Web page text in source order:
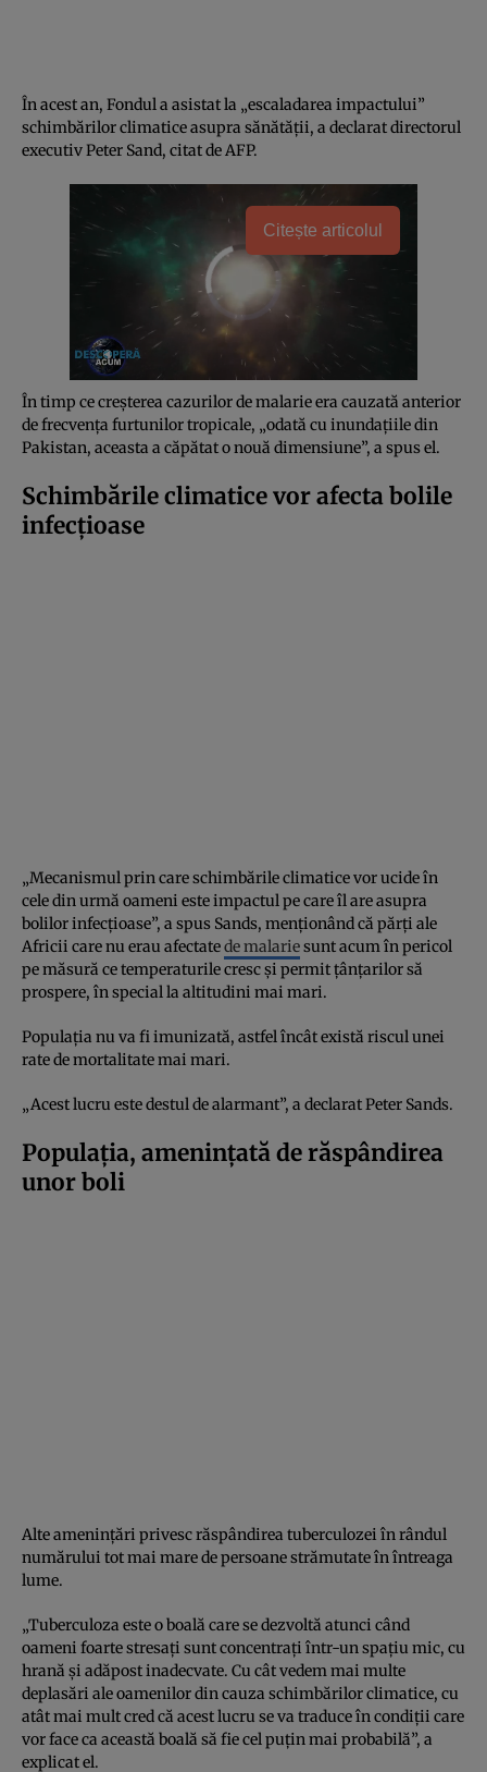
În acest an, Fondul a asistat la „escaladarea impactului”
schimbărilor climatice asupra sănătății, a declarat directorul
executiv Peter Sand, citat de AFP.
Citește articolul
În timp ce creșterea cazurilor de malarie era cauzată anterior
de frecvența furtunilor tropicale, „odată cu inundațiile din
Pakistan, aceasta a căpătat o nouă dimensiune”, a spus el.
Schimbările climatice vor afecta bolile
infecțioase
„Mecanismul prin care schimbările climatice vor ucide în
cele din urmă oameni este impactul pe care îl are asupra
bolilor infecțioase”, a spus Sands, menționând că părți ale
Africii care nu erau afectatede malariesunt acum în pericol
pe măsură ce temperaturile cresc și permit țânțarilor să
prospere, în special la altitudini mai mari.
Populația nu va fi imunizată, astfel încât există riscul unei
rate de mortalitate mai mari.
„Acest lucru este destul de alarmant”, a declarat Peter Sands.
Populația, amenințată de răspândirea
unor boli
Alte amenințări privesc răspândirea tuberculozei în rândul
numărului tot mai mare de persoane strămutate în întreaga
lume.
„Tuberculoza este o boală care se dezvoltă atunci când
oameni foarte stresați sunt concentrați într-un spațiu mic, cu
hrană și adăpost inadecvate. Cu cât vedem mai multe
deplasări ale oamenilor din cauza schimbărilor climatice, cu
atât mai mult cred că acest lucru se va traduce în condiții care
vor face ca această boală să fie cel puțin mai probabilă”, a
explicat el.